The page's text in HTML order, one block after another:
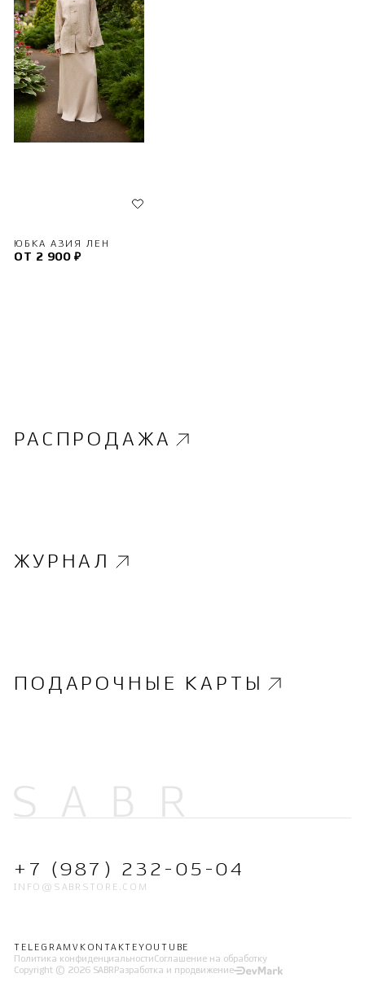
ЮБКА АЗИЯ ЛЕН
ОТ 2 900 ₽
РАСПРОДАЖА
ЖУРНАЛ
ПОДАРОЧНЫЕ КАРТЫ
+7 (987) 232-05-04
INFO@SABRSTORE.COM
TELEGRAMVKONTAKTE YOUTUBE
Политика конфиденциальности Соглашение на обработку
Copyright © 2026 SABR Разработка и продвижение